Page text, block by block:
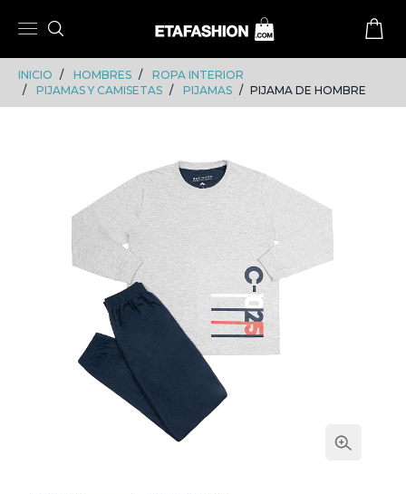
INICIO HOMBRES
ROPA INTERIOR
PIJAMAS Y CAMISETAS
PIJAMAS PIJAMA DE HOMBRE